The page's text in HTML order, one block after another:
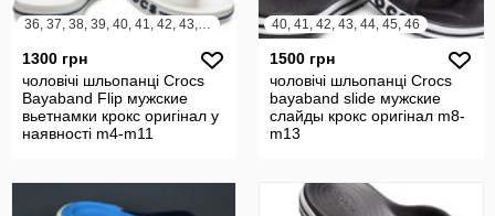
36, 37, 38, 39, 40, 41, 42, 43, 44
1300 грн
чоловічі шльопанці Crocs
Bayaband Flip мужские
вьетнамки крокс оригінал у
наявності m4-m11
40, 41, 42, 43, 44, 45, 46
1500 грн
чоловічі шльопанці Crocs
bayaband slide мужские
слайды крокс оригінал m8-
m13